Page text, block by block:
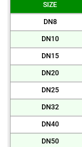
SIZE
DN8
DN10
DN15
DN20
DN25
DN32
DN40
DN50